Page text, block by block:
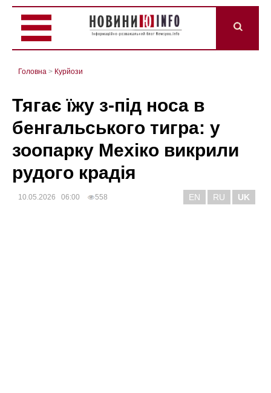
Головна > Курйози
Тягає їжу з-під носа в
бенгальського тигра: у
зоопарку Мехіко викрили
рудого крадія
10.05.2026 06:00 558 EN RU UK